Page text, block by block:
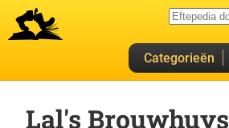
Categorieën
Lal's Brouwhuys